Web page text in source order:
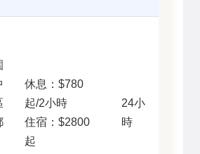
休息：$780
起/2小時
住宿：$2800
起
24小
時